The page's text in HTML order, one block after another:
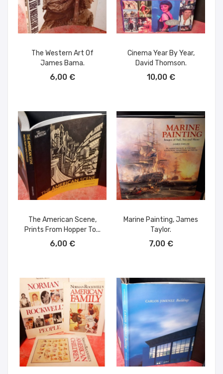
The Western Art Of
James Bama.
6,00 €
Cinema Year By Year,
David Thomson.
10,00 €
The American Scene,
Prints From Hopper To...
6,00 €
Marine Painting, James
Taylor.
7,00 €